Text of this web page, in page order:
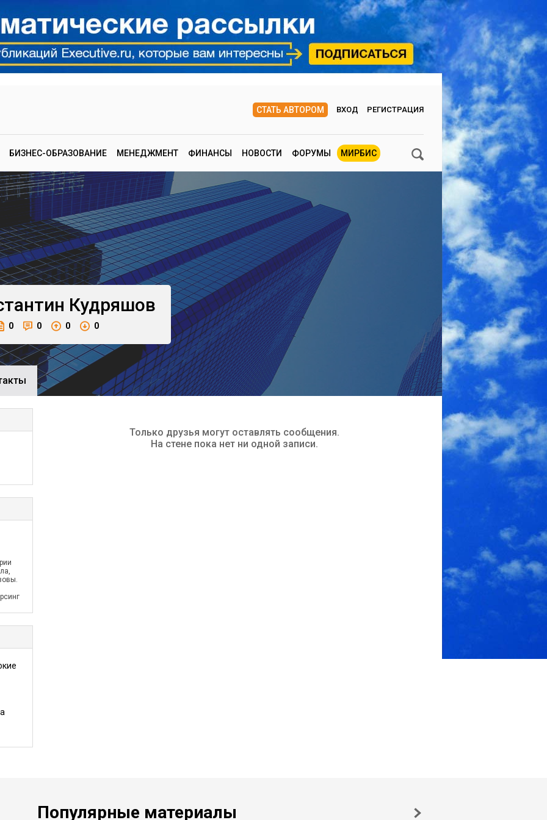
СТАТЬ АВТОРОМ ВХОД РЕГИСТРАЦИЯ
БИЗНЕС-ОБРАЗОВАНИЕ МЕНЕДЖМЕНТ ФИНАНСЫ НОВОСТИ ФОРУМЫ МИРБИС
Кудряшов
0 0 0 0
Только друзья могут оставлять сообщения.
На стене пока нет ни одной записи.
Популярные материалы